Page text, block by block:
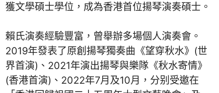
獲文學碩士學位，成為香港首位揚琴演奏碩士。
賴氏演奏經驗豐富，曾舉辦多場個人演奏會。
2019年發表了原創揚琴獨奏曲《望穿秋水》(世
界首演)、2021年演出揚琴與樂隊《秋水寄情》
(香港首演)、2022年7月及10月，分别受邀在